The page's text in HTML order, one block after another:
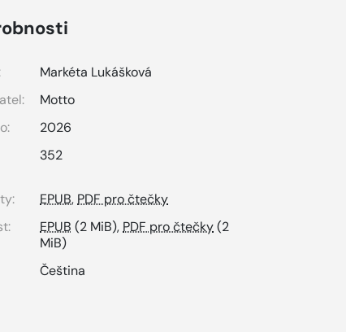
Markéta Lukášková
Motto
2026
352
EPUB, PDF pro čtečky
EPUB (2 MiB), PDF pro čtečky(2
MiB)
Čeština